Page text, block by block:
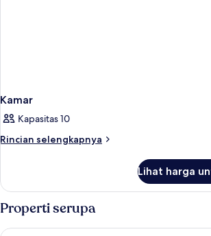
Kamar
Kapasitas 10
Rincian selengkapnya
Rincian
Kamar
Lihat harga
Properti serupa